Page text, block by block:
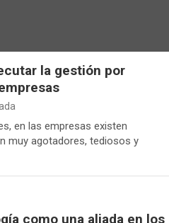
la gestión por
en las empresas existen
muy agotadores, tediosos y
como una aliada en los